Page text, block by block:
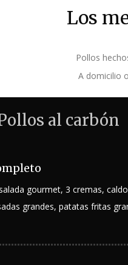
Los
Pollos
A domicilio
al carbón
gourmet, 3 cremas,
grandes, patatas fritas